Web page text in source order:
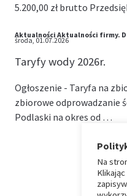
5.200,00 zł brutto
Aktualności Aktualności firmy.
środa, 01.07.2026
Taryfy wody 2026r.
Ogłoszenie - Taryfa na
zbiorowe odprowadzanie
Podlaski na okres od …
Na